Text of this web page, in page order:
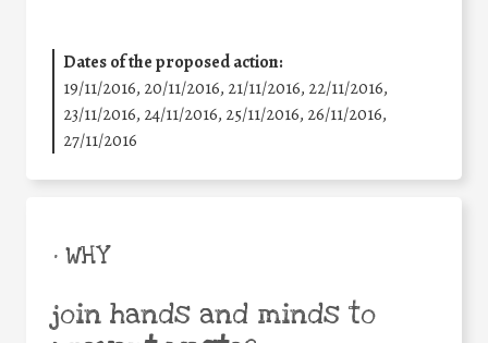
Dates of the proposed action:
19/11/2016, 20/11/2016, 21/11/2016, 22/11/2016,
23/11/2016, 24/11/2016, 25/11/2016, 26/11/2016,
27/11/2016
• WHY
join hands and minds to